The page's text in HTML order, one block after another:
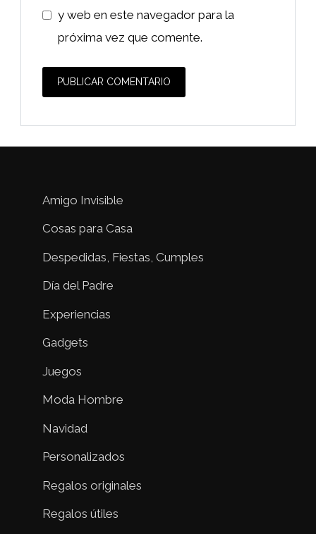
y web en este navegador para la
próxima vez que comente.
Amigo Invisible
Cosas para Casa
Despedidas, Fiestas, Cumples
Día del Padre
Experiencias
Gadgets
Juegos
Moda Hombre
Navidad
Personalizados
Regalos originales
Regalos útiles